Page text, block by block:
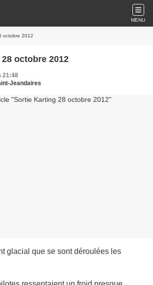
MENU
octobre 2012
octobre 2012
21:48
Jeandaires
glacial que se sont déroulées les